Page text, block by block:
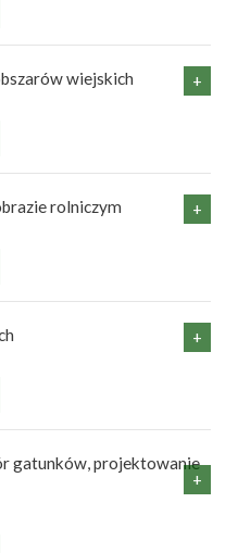
wiejskich
rolniczym
gatunków, projektowanie